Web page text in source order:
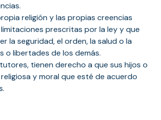
religión y las propias creencias
prescritas por la ley y que
la seguridad, el orden, la salud o la
o libertades de los demás.
tienen derecho a que sus hijos o
y moral que esté de acuerdo